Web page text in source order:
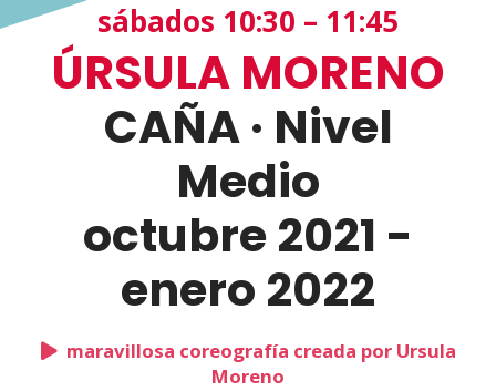
sábados 10:30 – 11:45
ÚRSULA MORENO
CAÑA · Nivel
Medio
octubre 2021 -
enero 2022
maravillosa coreografía creada por Ursula
Moreno